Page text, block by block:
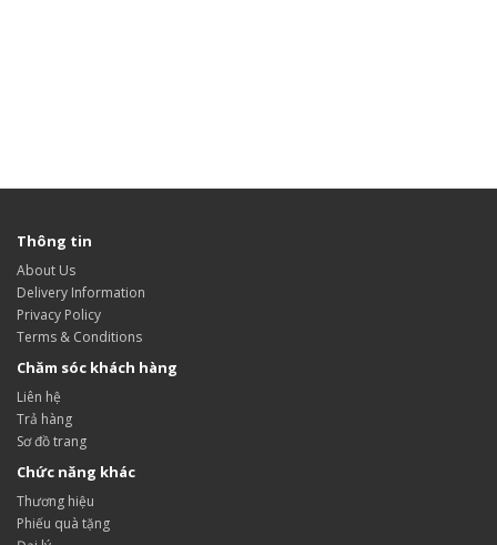
Thông tin
About Us
Delivery Information
Privacy Policy
Terms & Conditions
Chăm sóc khách hàng
Liên hệ
Trả hàng
Sơ đồ trang
Chức năng khác
Thương hiệu
Phiếu quà tặng